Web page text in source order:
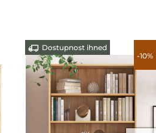
Dostupnost ihned